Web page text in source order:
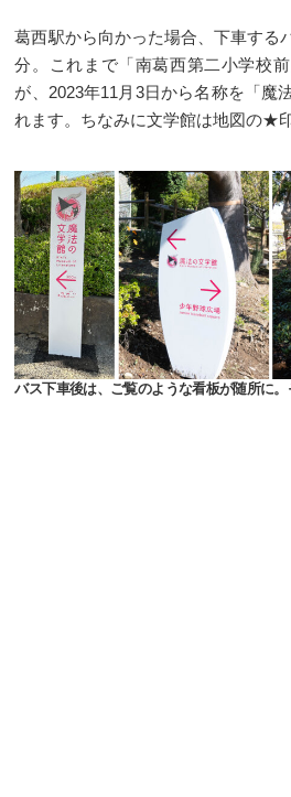
葛西駅から向かった場合、下車す
分。これまで「南葛西第二小学校
が、2023年11月3日から名称を「魔
れます。ちなみに文学館は地図の★
バス下車後は、ご覧のような看板が随所に。